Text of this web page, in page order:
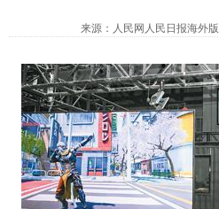
来源：人民网人民日报海外